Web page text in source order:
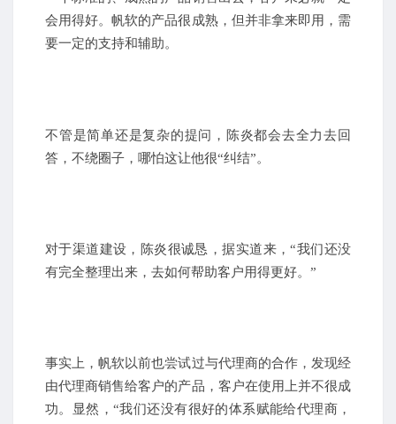
会用得好。帆软的产品很成熟，但并非拿来即用，需
要一定的支持和辅助。
不管是简单还是复杂的提问，陈炎都会去全力去回
答，不绕圈子，哪怕这让他很“纠结”。
对于渠道建设，陈炎很诚恳，据实道来，“我们还没
有完全整理出来，去如何帮助客户用得更好。”
事实上，帆软以前也尝试过与代理商的合作，发现经
由代理商销售给客户的产品，客户在使用上并不很成
功。显然，“我们还没有很好的体系赋能给代理商，